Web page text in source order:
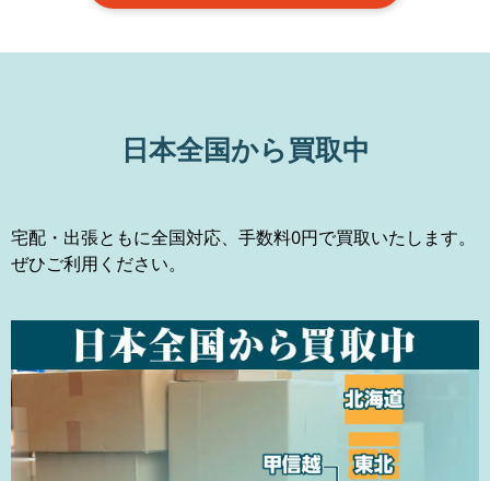
日本全国から買取中
宅配・出張ともに全国対応、手数料0円で買取いたします。
ぜひご利用ください。